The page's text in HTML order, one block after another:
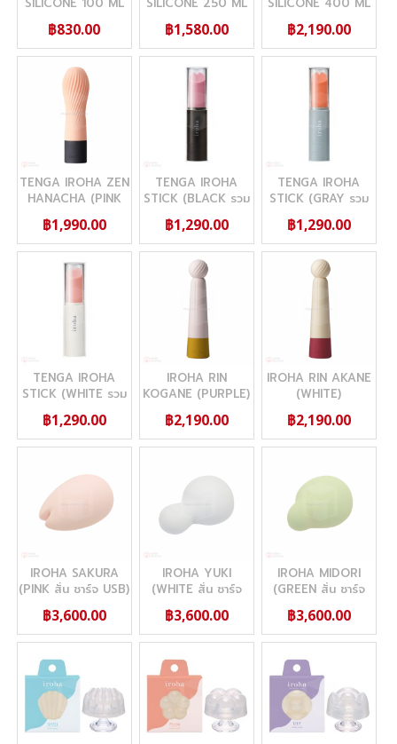
(เจลหล่อลื่นสูตรซิลิ
โคน)
฿830.00
(เจลหล่อลื่นสูตรซิลิ
โคน)
฿1,580.00
(เจลหล่อลื่นสูตรซิลิ
โคน)
฿2,190.00
TENGA IROHA ZEN
HANACHA (PINK
รวม ถ่าน AAA 2
ก้อน)
฿1,990.00
TENGA IROHA
STICK (BLACK รวม
ถ่าน AAA 1 ก้อน)
฿1,290.00
TENGA IROHA
STICK (GRAY รวม
ถ่าน AAA 1 ก้อน)
฿1,290.00
TENGA IROHA
STICK (WHITE รวม
ถ่าน AAA 1 ก้อน)
฿1,290.00
IROHA RIN
KOGANE (PURPLE)
฿2,190.00
IROHA RIN AKANE
(WHITE)
฿2,190.00
IROHA SAKURA
(PINK สั่น ชาร์จ USB)
฿3,600.00
IROHA YUKI
(WHITE สั่น ชาร์จ
฿3,600.00
IROHA MIDORI
(GREEN สั่น ชาร์จ
฿3,600.00